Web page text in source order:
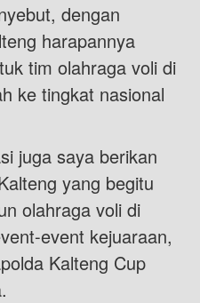
dengan
harapannya
tim olahraga voli di
ke tingkat nasional
juga saya berikan
yang begitu
olahraga voli di
event kejuaraan,
Kalteng Cup